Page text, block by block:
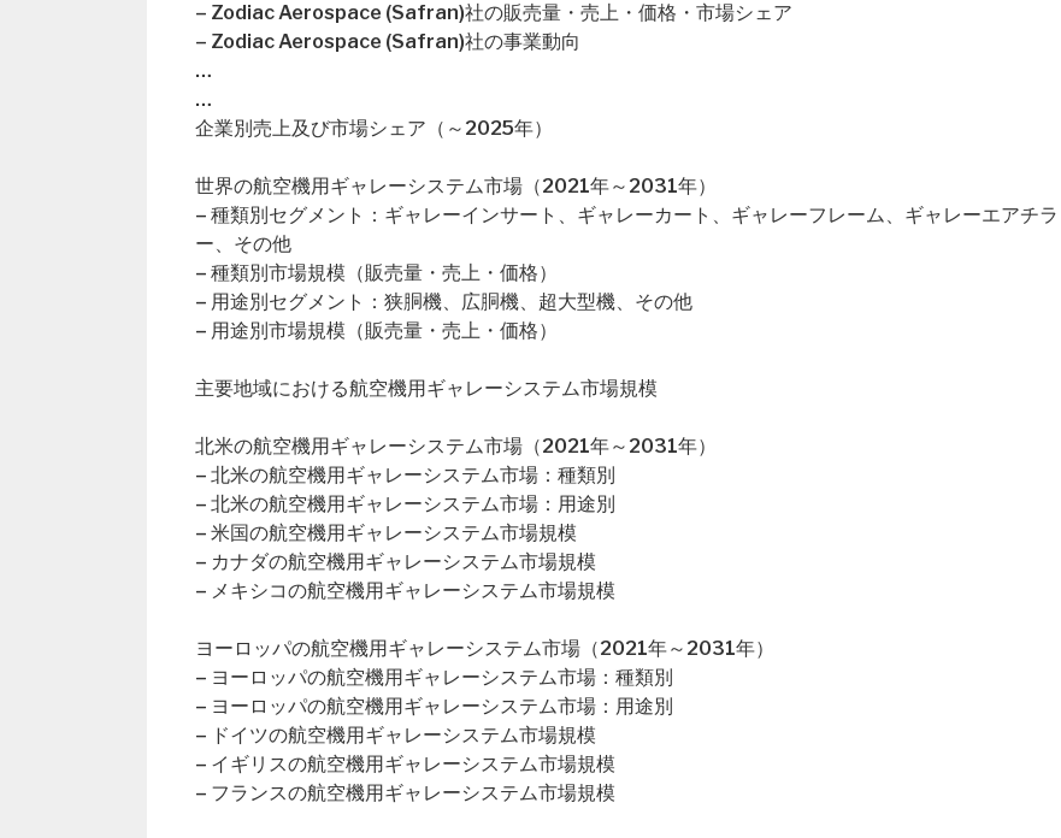
– Zodiac Aerospace (Safran)社の販売量・売上・価格・市場シェア
– Zodiac Aerospace (Safran)社の事業動向
…
…
企業別売上及び市場シェア（～2025年）
世界の航空機用ギャレーシステム市場（2021年～2031年）
– 種類別セグメント：ギャレーインサート、ギャレーカート、ギャレーフレーム、ギャレーエアチラ
ー、その他
– 種類別市場規模（販売量・売上・価格）
– 用途別セグメント：狭胴機、広胴機、超大型機、その他
– 用途別市場規模（販売量・売上・価格）
主要地域における航空機用ギャレーシステム市場規模
北米の航空機用ギャレーシステム市場（2021年～2031年）
– 北米の航空機用ギャレーシステム市場：種類別
– 北米の航空機用ギャレーシステム市場：用途別
– 米国の航空機用ギャレーシステム市場規模
– カナダの航空機用ギャレーシステム市場規模
– メキシコの航空機用ギャレーシステム市場規模
ヨーロッパの航空機用ギャレーシステム市場（2021年～2031年）
– ヨーロッパの航空機用ギャレーシステム市場：種類別
– ヨーロッパの航空機用ギャレーシステム市場：用途別
– ドイツの航空機用ギャレーシステム市場規模
– イギリスの航空機用ギャレーシステム市場規模
– フランスの航空機用ギャレーシステム市場規模